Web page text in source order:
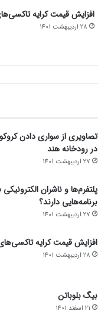
افزایش قیمت کرایه
28 اردیبهشت 1401
تصاویری از سواری دادن
در رودخانه هند
27 اردیبهشت 1401
پلتفرم‌ها و ناشران
برنامه‌هایی دارند؟
27 اردیبهشت 1401
افزایش قیمت کرایه
28 اردیبهشت 1401
بیگ بلوباتن
21 اسفند 1401